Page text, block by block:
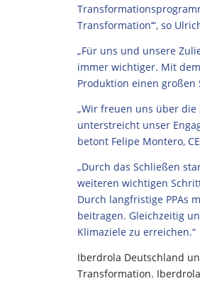
Transformation‘“, so
„Für uns und unsere
immer wichtiger. Mit
Produktion einen großen
„Wir freuen uns über die
unterstreicht unser
betont Felipe Montero,
„Durch das Schließen
weiteren wichtigen
Durch langfristige PPAs
beitragen. Gleichzeitig
Klimaziele zu erreichen.“
Iberdrola Deutschland
Transformation.